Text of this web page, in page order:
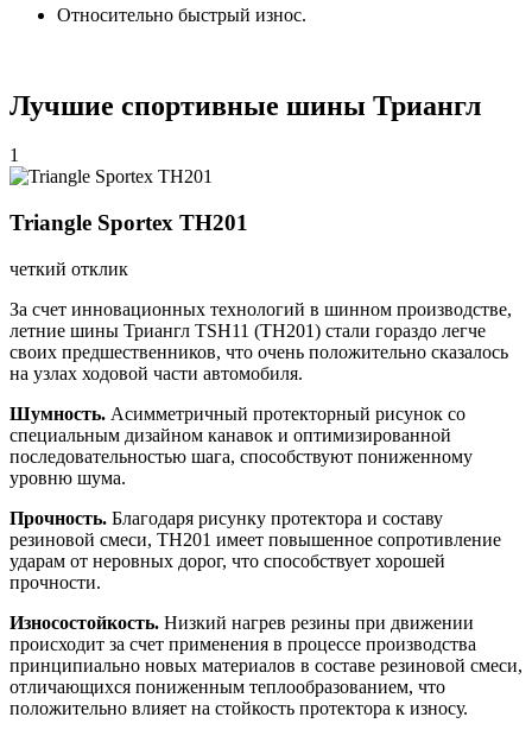
Относительно быстрый износ.
Лучшие спортивные шины Триангл
1
Triangle Sportex TH201
четкий отклик
За счет инновационных технологий в шинном производстве,
летние шины Триангл TSH11 (TH201) стали гораздо легче
своих предшественников, что очень положительно сказалось
на узлах ходовой части автомобиля.
Шумность. Асимметричный протекторный рисунок со
специальным дизайном канавок и оптимизированной
последовательностью шага, способствуют пониженному
уровню шума.
Прочность. Благодаря рисунку протектора и составу
резиновой смеси, TH201 имеет повышенное сопротивление
ударам от неровных дорог, что способствует хорошей
прочности.
Износостойкость. Низкий нагрев резины при движении
происходит за счет применения в процессе производства
принципиально новых материалов в составе резиновой смеси,
отличающихся пониженным теплообразованием, что
положительно влияет на стойкость протектора к износу.